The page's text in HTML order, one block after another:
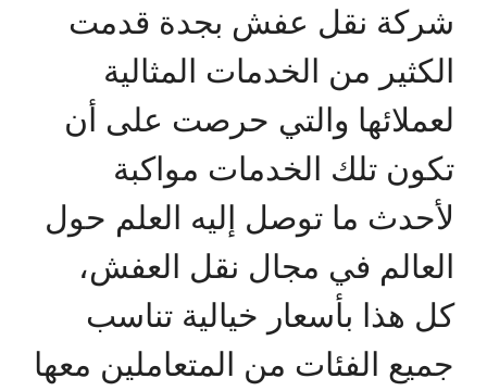
شركة نقل عفش بجدة قدمت
الكثير من الخدمات المثالية
لعملائها والتي حرصت على أن
تكون تلك الخدمات مواكبة
لأحدث ما توصل إليه العلم حول
العالم في مجال نقل العفش،
كل هذا بأسعار خيالية تناسب
جميع الفئات من المتعاملين معها